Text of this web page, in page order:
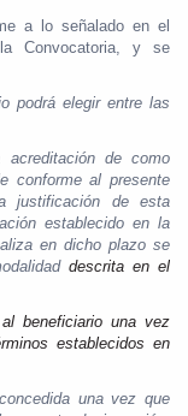
a lo señalado en el
Convocatoria, y se
podrá elegir entre las
de como
conforme al presente
justificación de esta
establecido en la
en dicho plazo se
descrita en el
beneficiario una vez
establecidos en
una vez que